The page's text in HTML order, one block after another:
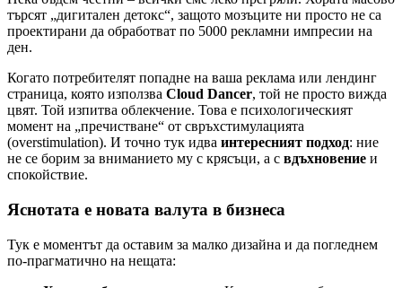
търсят „дигитален детокс“, защото мозъците ни просто не са
проектирани да обработват по 5000 рекламни импресии на
ден.
Когато потребителят попадне на ваша реклама или лендинг
страница, която използва Cloud Dancer, той не просто вижда
цвят. Той изпитва облекчение. Това е психологическият
момент на „пречистване“ от свръхстимулацията
(overstimulation). И точно тук идва интересният подход: ние
не се борим за вниманието му с крясъци, а с вдъхновение и
спокойствие.
Яснотата е новата валута в бизнеса
Тук е моментът да оставим за малко дизайна и да погледнем
по-прагматично на нещата: